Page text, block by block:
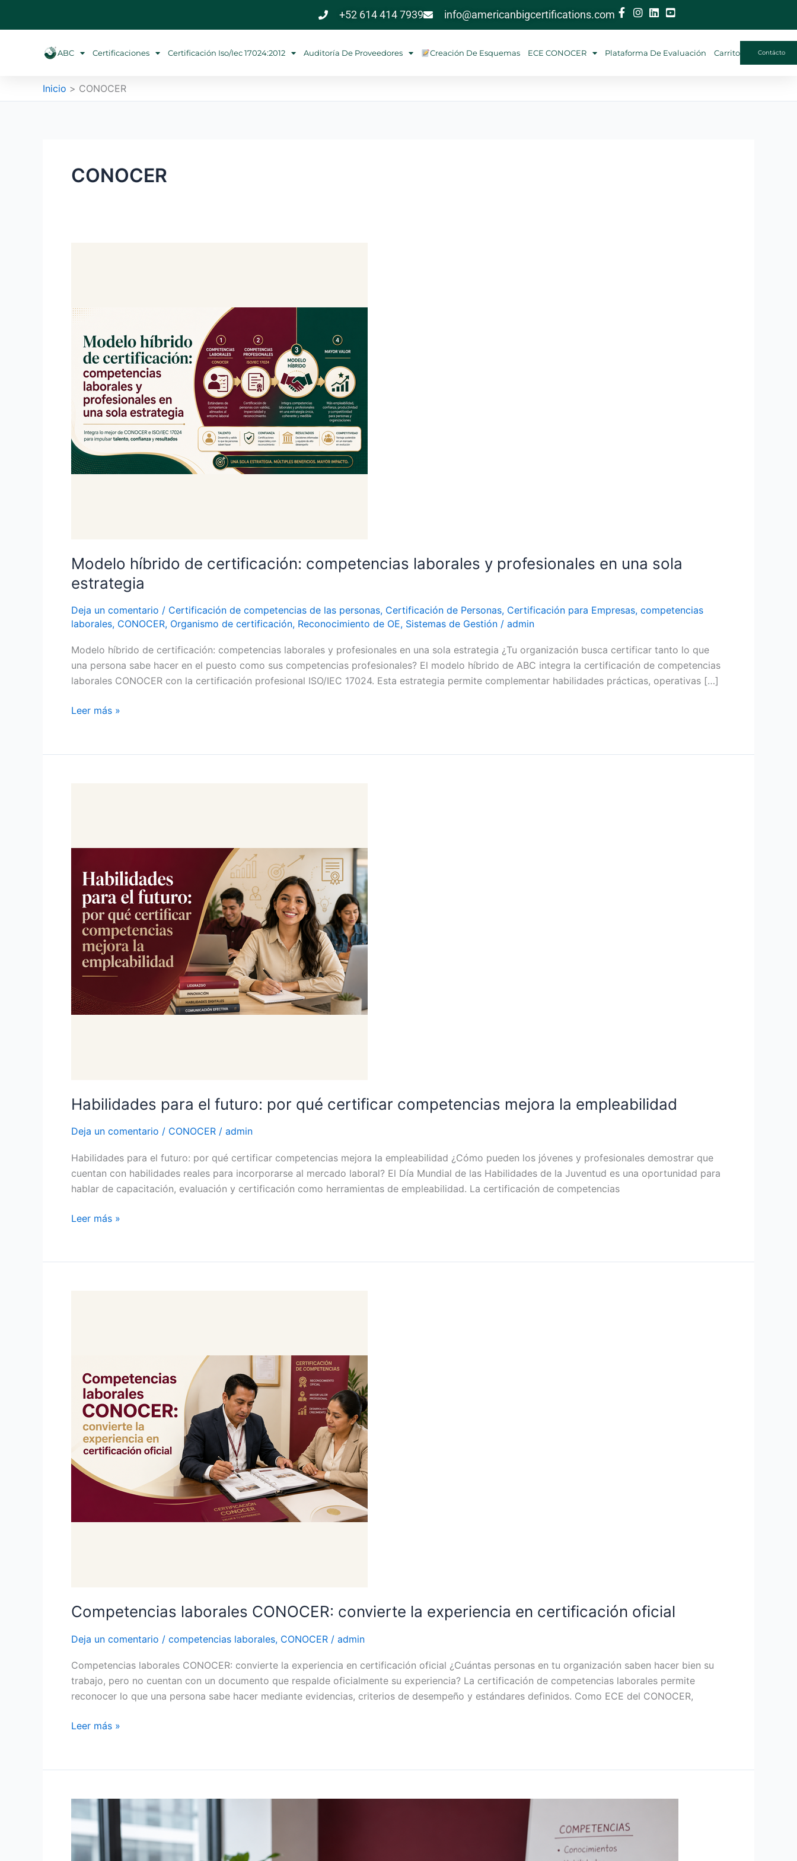
+52 614 414 7939 info@americanbigcertifications.com
ABC Certificaciones Certificación Iso/iec 17024:2012 Auditoría De Proveedores Creación De Esquemas ECE CONOCER Plataforma De Evaluación Carrito Contácto
Inicio CONOCER
CONOCER
Modelo híbrido de certificación: competencias laborales y profesionales en una sola
estrategia
Deja un comentario / Certificación de competencias de las personas, Certificación de Personas, Certificación para Empresas, competencias
laborales, CONOCER, Organismo de certificación, Reconocimiento de OE, Sistemas de Gestión / admin
Modelo híbrido de certificación: competencias laborales y profesionales en una sola estrategia ¿Tu organización busca certificar tanto lo que
una persona sabe hacer en el puesto como sus competencias profesionales? El modelo híbrido de ABC integra la certificación de competencias
laborales CONOCER con la certificación profesional ISO/IEC 17024. Esta estrategia permite complementar habilidades prácticas, operativas […]
competencias
profesionales
una
sola
estrategia
Leer más »
Habilidades para el futuro: por qué certificar competencias mejora la empleabilidad
Deja un comentario / CONOCER / admin
Habilidades para el futuro: por qué certificar competencias mejora la empleabilidad ¿Cómo pueden los jóvenes y profesionales demostrar que
cuentan con habilidades reales para incorporarse al mercado laboral? El Día Mundial de las Habilidades de la Juventud es una oportunidad para
hablar de capacitación, evaluación y certificación como herramientas de empleabilidad. La certificación de competencias
certificar
competencias
mejora
empleabilidad
Leer más »
Competencias laborales CONOCER: convierte la experiencia en certificación oficial
Deja un comentario / competencias laborales, CONOCER / admin
Competencias laborales CONOCER: convierte la experiencia en certificación oficial ¿Cuántas personas en tu organización saben hacer bien su
trabajo, pero no cuentan con un documento que respalde oficialmente su experiencia? La certificación de competencias laborales permite
reconocer lo que una persona sabe hacer mediante evidencias, criterios de desempeño y estándares definidos. Como ECE del CONOCER,
experiencia
certificación
oficial
Leer más »
Certificación
de
competencias